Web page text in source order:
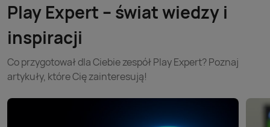
Play Expert – świat wiedzy i
inspiracji
Co przygotował dla Ciebie zespół Play Expert? Poznaj
artykuły, które Cię zainteresują!